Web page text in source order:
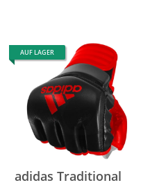
AUF LAGER
adidas Traditional